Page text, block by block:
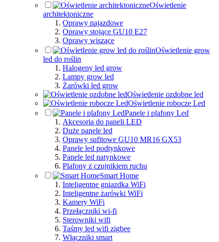
Oświetlenie
architektoniczne
Oprawy najazdowe
Oprawy stojące GU10 E27
Oprawy wiszące
Oświetlenie grow
led do roślin
Halogeny led grow
Lampy grow led
Żarówki led grow
Oświetlenie ozdobne led
Oświetlenie robocze Led
Panele i plafony Led
Akcesoria do paneli LED
Duże panele led
Oprawy sufitowe GU10 MR16 GX53
Panele led podtynkowe
Panele led natynkowe
Plafony z czujnikiem ruchu
Smart Home
Inteligentne gniazdka WiFi
Inteligentne żarówki WiFi
Kamery WiFi
Przełączniki wi-fi
Sterowniki wifi
Taśmy led wifi zigbee
Włączniki smart